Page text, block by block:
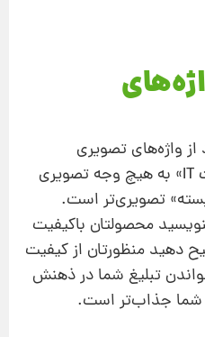
از واژه‌های تصویری
استفاده کنید. «ارائه خدمات IT» به هیچ وجه تصویری
تصویری‌تر است.
محصولتان باکیفیت
دهید منظورتان از کیفیت
تبلیغ شما در ذهنش
شما جذاب‌تر است.